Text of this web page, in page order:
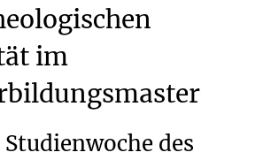
im
des